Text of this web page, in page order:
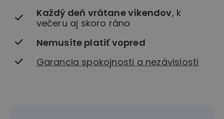
Každý deň vrátane víkendov, k
večeru aj skoro ráno
Nemusíte platiť vopred
Garancia spokojnosti a nezávislosti